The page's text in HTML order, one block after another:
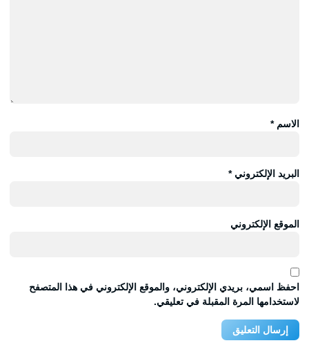
الاسم*
البريد الإلكتروني*
الموقع الإلكتروني
احفظ اسمي، بريدي الإلكتروني، والموقع الإلكتروني في هذا المتصفح
لاستخدامها المرة المقبلة في تعليقي.